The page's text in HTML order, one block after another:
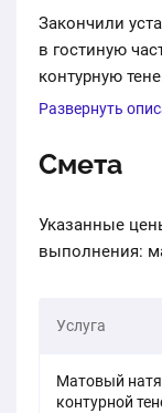
Закончили
в гостиную
контурную
светильники.
Развернуть
Смета
Указанные
выполнения:
Услуга
Матовый
контурной